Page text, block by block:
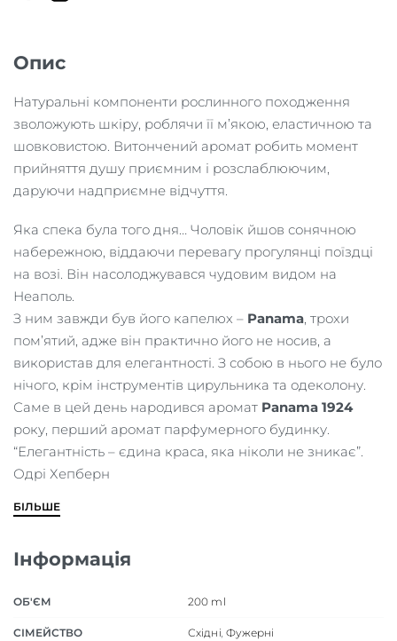
Опис
Натуральні компоненти рослинного походження
зволожують шкіру, роблячи її м’якою, еластичною та
шовковистою. Витончений аромат робить момент
прийняття душу приємним і розслаблюючим,
даруючи надприємне відчуття.
Яка спека була того дня… Чоловік йшов сонячною
набережною, віддаючи перевагу прогулянці поїздці
на возі. Він насолоджувався чудовим видом на
Неаполь.
З ним завжди був його капелюх – Panama, трохи
пом’ятий, адже він практично його не носив, а
використав для елегантності. З собою в нього не було
нічого, крім інструментів цирульника та одеколону.
Саме в цей день народився аромат Panama 1924
року, перший аромат парфумерного будинку.
“Елегантність – єдина краса, яка ніколи не зникає”.
Одрі Хепберн
БІЛЬШЕ
Інформація
ОБ'ЄМ 200 ml
СІМЕЙСТВО Східні, Фужерні